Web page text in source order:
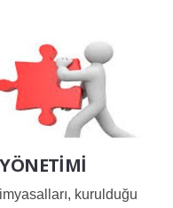
kurulduğu